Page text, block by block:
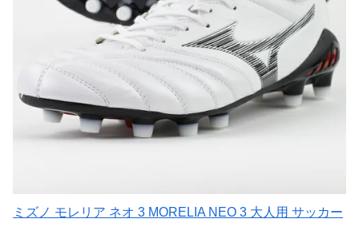
ミズノ モレリア ネオ 3 MORELIA NEO 3 大人用 サッカー